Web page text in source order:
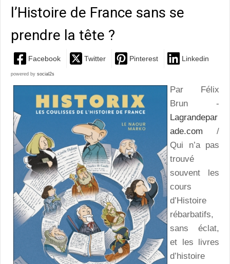
l’Histoire de France sans se
prendre la tête ?
Facebook Twitter Pinterest Linkedin
powered by social2s
Par Félix
Brun -
Lagrandepar
ade.com /
Qui n’a pas
trouvé
souvent les
cours
d’Histoire
rébarbatifs,
sans éclat,
et les livres
d’histoire